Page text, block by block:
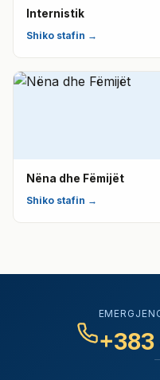
Internistik
Shiko stafin →
Nëna dhe Fëmijët
Shiko stafin →